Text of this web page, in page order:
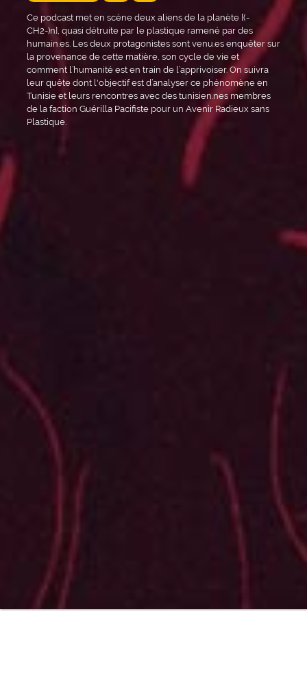
Ce podcast met en scène deux aliens de la planète [(-
CH2-)n], quasi détruite par le plastique ramené par des
humain.es. Les deux protagonistes sont venu.es enquêter sur
la provenance de cette matière, son cycle de vie et
comment l’humanité est en train de l’apprivoiser. On suivra
leur quête dont l'objectif est d’analyser ce phénomène en
Tunisie et leurs rencontres avec des tunisien.nes membres
de la faction Guérilla Pacifiste pour un Avenir Radieux sans
Plastique.